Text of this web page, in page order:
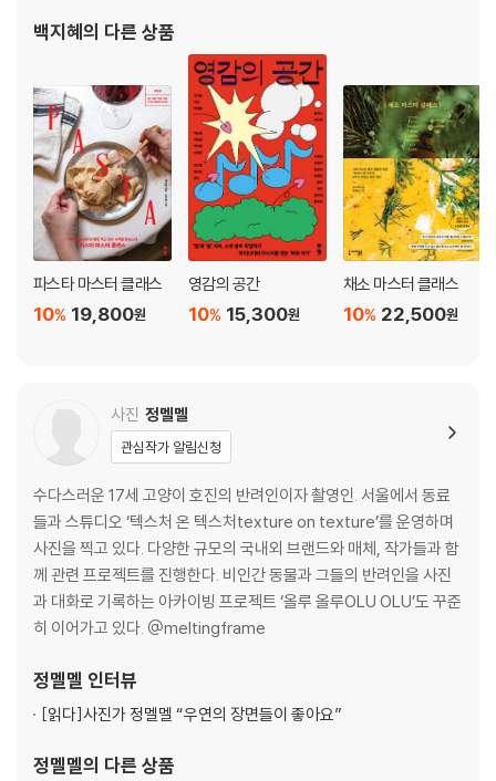
시칠리아식 카포나타
올리브 파슬리 볼과 구운 복숭아
따뜻하게 먹는 요리
토마토 프리터와 오이 차지키 소스
김치 프리타타
마늘종 볶음
레바논식 매운 감자
브로콜리 바냐 카우다
코코넛 올스파이스 콜리플라워
사천식 크리스피 두부
건미역 배추 전골
면과 밥
토마토 냉국수
유부 소보로 소바
오리엔탈 누들 샐러드
건두부 면 오이 냉채
부추 잡채와 우엉 뢰스티
사이프러스 렌틸콩 필라프
크리미 버섯 리소토
들기름 묵은지 솥밥
래스
백지혜의 다른 상품
파스타 마스터 클래스
19,800원
10%
영감의 공간
15,300원
10%
채소 마스터 클래스
22,500원
10%
사진 정멜멜
관심작가 알림신청
수다스러운 17세 고양이 호진의 반려인이자 촬영인. 서울에서 동료
들과 스튜디오 ‘텍스처 온 텍스처texture on texture’를 운영하며
사진을 찍고 있다. 다양한 규모의 국내외 브랜드와 매체, 작가들과 함
께 관련 프로젝트를 진행한다. 비인간 동물과 그들의 반려인을 사진
과 대화로 기록하는 아카이빙 프로젝트 ‘올루 올루OLU OLU’도 꾸준
히 이어가고 있다. @meltingframe
정멜멜 인터뷰
[읽다]사진가 정멜멜 “우연의 장면들이 좋아요”
정멜멜의 다른 상품